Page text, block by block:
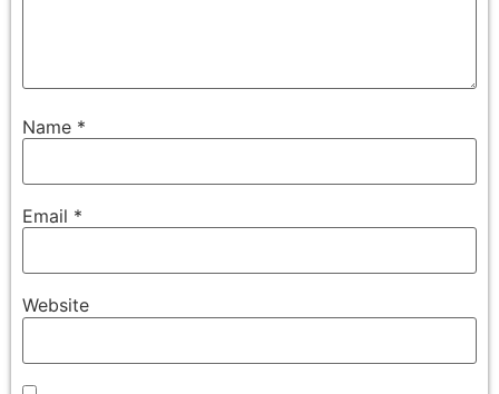
Name *
Email *
Website